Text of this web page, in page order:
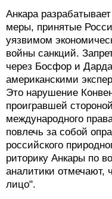
Анкара
меры, принятые
уязвимом
войны санкций.
через Босфор и
американскими
Это нарушение
проигравшей
международного
повлечь за собой
российского
риторику Анкары по
аналитики отмечают,
лицо".